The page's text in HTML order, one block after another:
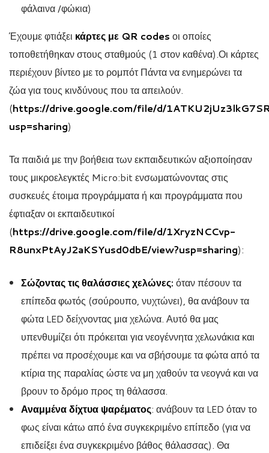
φάλαινα /φώκια)
Έχουμε φτιάξει κάρτες με QR codes οι οποίες
τοποθετήθηκαν στους σταθμούς (1 στον καθένα).Οι κάρτες
περιέχουν βίντεο με το ρομπότ Πάντα να ενημερώνει τα
ζώα για τους κινδύνους που τα απειλούν.
(https://drive.google.com/file/d/
usp=sharing)
Τα παιδιά με την βοήθεια των εκπαιδευτικών αξιοποίησαν
τους μικροελεγκτές Micro:bit ενσωματώνοντας στις
συσκευές έτοιμα προγράμματα ή και προγράμματα που
έφτιαξαν οι εκπαιδευτικοί
(https://drive.google.com/file/d/1XryzNCCvp-
R8unxPtAyJ2aKSYusd0dbE/view?usp=sharing):
Σώζοντας τις θαλάσσιες χελώνες: όταν πέσουν τα
επίπεδα φωτός (σούρουπο, νυχτώνει), θα ανάβουν τα
φώτα LED δείχνοντας μια χελώνα. Αυτό θα μας
υπενθυμίζει ότι πρόκειται για νεογέννητα χελωνάκια και
πρέπει να προσέχουμε και να σβήσουμε τα φώτα από τα
κτίρια της παραλίας ώστε να μη χαθούν τα νεογνά και να
βρουν το δρόμο προς τη θάλασσα.
Αναμμένα δίχτυα ψαρέματος: ανάβουν τα LED όταν το
φως είναι κάτω από ένα συγκεκριμένο επίπεδο (για να
επιδείξει ένα συγκεκριμένο βάθος θάλασσας). Θα